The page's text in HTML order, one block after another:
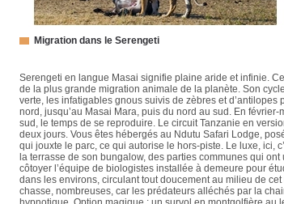
Migration dans le Serengeti
Serengeti en langue Masai signifie plaine aride et infinie.
de la plus grande migration animale de la planète. Son
verte, les infatigables gnous suivis de zèbres et
nord, jusqu’au Masai Mara, puis du nord au sud. En
sud, le temps de se reproduire. Le circuit Tanzanie en
deux jours. Vous êtes hébergés au Ndutu Safari Lodge,
qui jouxte le parc, ce qui autorise le hors-piste. Le luxe, ici,
la terrasse de son bungalow, des parties communes qui
côtoyer l’équipe de biologistes installée à demeure pour
dans les environs, circulant tout doucement au milieu de
chasse, nombreuses, car les prédateurs alléchés par la